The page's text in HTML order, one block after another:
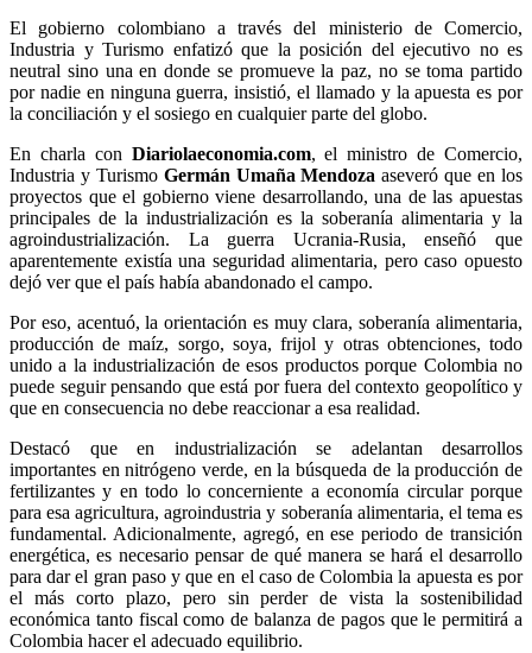
El gobierno colombiano a través del ministerio de Comercio,
Industria y Turismo enfatizó que la posición del ejecutivo no es
neutral sino una en donde se promueve la paz, no se toma partido
por nadie en ninguna guerra, insistió, el llamado y la apuesta es por
la conciliación y el sosiego en cualquier parte del globo.
En charla con Diariolaeconomia.com, el ministro de Comercio,
Industria y Turismo Germán Umaña Mendoza aseveró que en los
proyectos que el gobierno viene desarrollando, una de las apuestas
principales de la industrialización es la soberanía alimentaria y la
agroindustrialización. La guerra Ucrania-Rusia, enseñó que
aparentemente existía una seguridad alimentaria, pero caso opuesto
dejó ver que el país había abandonado el campo.
Por eso, acentuó, la orientación es muy clara, soberanía alimentaria,
producción de maíz, sorgo, soya, frijol y otras obtenciones, todo
unido a la industrialización de esos productos porque Colombia no
puede seguir pensando que está por fuera del contexto geopolítico y
que en consecuencia no debe reaccionar a esa realidad.
Destacó que en industrialización se adelantan desarrollos
importantes en nitrógeno verde, en la búsqueda de la producción de
fertilizantes y en todo lo concerniente a economía circular porque
para esa agricultura, agroindustria y soberanía alimentaria, el tema es
fundamental. Adicionalmente, agregó, en ese periodo de transición
energética, es necesario pensar de qué manera se hará el desarrollo
para dar el gran paso y que en el caso de Colombia la apuesta es por
el más corto plazo, pero sin perder de vista la sostenibilidad
económica tanto fiscal como de balanza de pagos que le permitirá a
Colombia hacer el adecuado equilibrio.